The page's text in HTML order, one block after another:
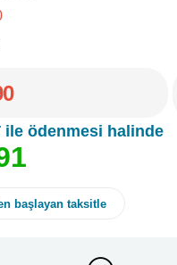
ile ödenmesi halinde
1
başlayan taksitle